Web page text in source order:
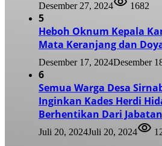
Desember 27, 2024 1682
5
Heboh Oknum Kepala
Mata Keranjang dan
Desember 17, 2024Desember
6
Semua Warga Desa
Inginkan Kades Herdi
Berhentikan Dari
Juli 20, 2024Juli 20, 2024